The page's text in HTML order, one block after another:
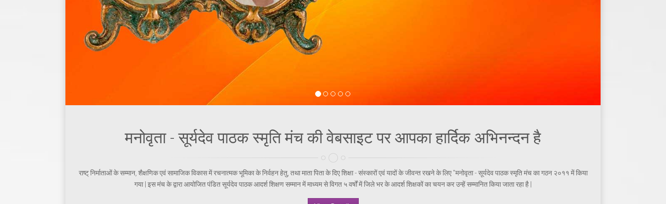
मनोवृता - सूर्यदेव पाठक स्मृति मंच की वेबसाइट पर आपका हार्दिक अभिनन्दन है
राष्ट् निर्माताओं के सम्मान, शैक्षणिक एवं सामाजिक विकास में रचनात्मक भूमिका के निर्वहन हेतु, तथा माता पिता के दिए शिक्षा - संस्कारों एवं यादों के जीवन्त रखने के लिए "मनोवृता - सूर्यदेव पाठक स्मृति मंच का गठन २०११ में किया
गया | इस मंच के द्वारा आयोजित पंडित सूर्यदेव पाठक आदर्श शिक्षण सम्मान में माध्यम से विगत ५ वर्षों में जिले भर के आदर्श शिक्षकों का चयन कर उन्हें सम्मानित किया जाता रहा है |